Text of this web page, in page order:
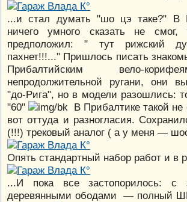
...и стал думать "шо цэ таке?" В
ничего умного сказать не смог,
предположил: " тут рижский
пахнет!!!..." Пришлось писать
Прибалтийским вело-
непродолжительной ругани, они
"до-Рига", но в модели разошлись:
"60"
В Прибалтике такой
вот оттуда и разногласия.
(!!!) трековый аналог ( а у меня —
Опять стандартный набор работ и в
...И пока все застопорилось: с
деревянными ободами — полный